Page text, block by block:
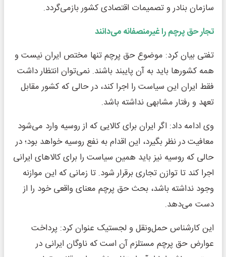
سازمان بنادر و تصمیمات اقتصادی کشور بازمی‌گردد.
تجار حق پرچم را غیرمنصفانه می‌دانند
تفتی بیان کرد: موضوع حق پرچم تنها مختص ایران نیست و
همه کشورها باید به آن پایبند باشند. نمی‌توان انتظار داشت
فقط ایران این سیاست را اجرا کند، در حالی که کشور مقابل
تعهد و رفتار مشابهی نداشته باشد.
وی ادامه داد: اگر ایران برای کالایی که از روسیه وارد می‌شود
معافیت در نظر بگیرد، این اقدام به نفع روسیه خواهد بود؛ در
حالی که روسیه نیز باید همین سیاست را برای کالاهای ایرانی
اجرا کند تا توازن تجاری برقرار شود. تا زمانی که این موازنه
وجود نداشته باشد، بحث حق پرچم معنای واقعی خود را از
دست می‌دهد.
این کارشناس حمل‌ونقل و لجستیک عنوان کرد: پرداخت
عوارض حق پرچم مستلزم آن است که ناوگان ایرانی در